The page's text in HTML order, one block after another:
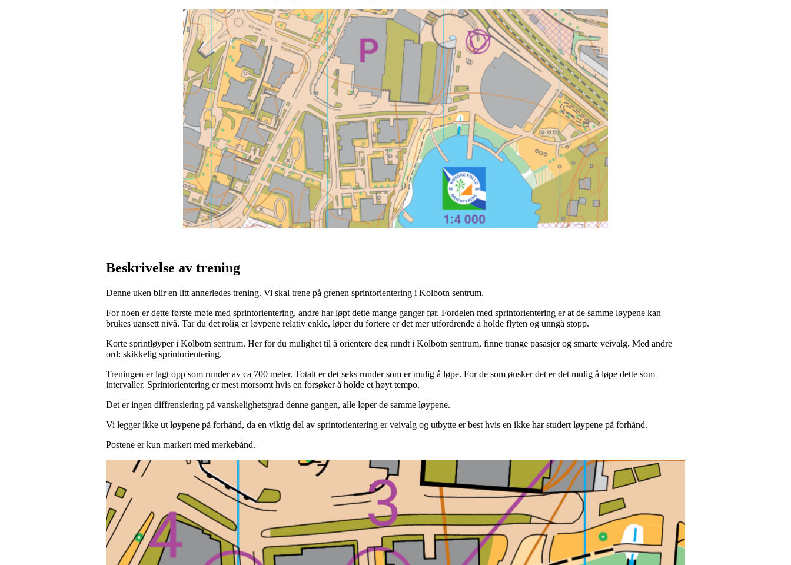
Beskrivelse av trening
Denne uken blir en litt annerledes trening. Vi skal trene på grenen sprintorientering i Kolbotn sentrum.
For noen er dette første møte med sprintorientering, andre har løpt dette mange ganger før. Fordelen med sprintorientering er at de samme løypene kan
brukes uansett nivå. Tar du det rolig er løypene relativ enkle, løper du fortere er det mer utfordrende å holde flyten og unngå stopp.
Korte sprintløyper i Kolbotn sentrum. Her for du mulighet til å orientere deg rundt i Kolbotn sentrum, finne trange pasasjer og smarte veivalg. Med andre
ord: skikkelig sprintorientering.
Treningen er lagt opp som runder av ca 700 meter. Totalt er det seks runder som er mulig å løpe. For de som ønsker det er det mulig å løpe dette som
intervaller. Sprintorientering er mest morsomt hvis en forsøker å holde et høyt tempo.
Det er ingen diffrensiering på vanskelighetsgrad denne gangen, alle løper de samme løypene.
Vi legger ikke ut løypene på forhånd, da en viktig del av sprintorientering er veivalg og utbytte er best hvis en ikke har studert løypene på forhånd.
Postene er kun markert med merkebånd.